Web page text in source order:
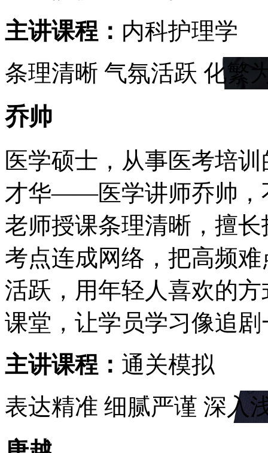
主讲课程： 内科护理学
条理清晰 气氛活跃 化繁
乔帅
医学硕士，从事医考培
才华——医学讲师乔帅，
老师授课条理清晰，擅
考点连成网络，把高频
活跃，用年轻人喜欢的
课堂，让学员学习像追
主讲课程： 通关模拟
表达精准 细腻严谨 深入